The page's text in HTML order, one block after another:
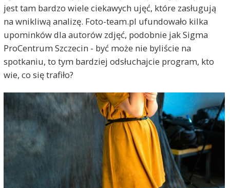
jest tam bardzo wiele ciekawych ujęć, które zasługują
na wnikliwą analizę. Foto-team.pl ufundowało kilka
upominków dla autorów zdjęć, podobnie jak Sigma
ProCentrum Szczecin - być może nie byliście na
spotkaniu, to tym bardziej odsłuchajcie program, kto
wie, co się trafiło?